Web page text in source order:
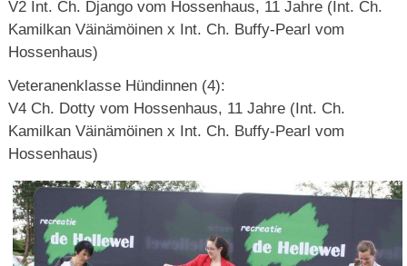
V2 Int. Ch. Django vom Hossenhaus, 11 Jahre (Int. Ch.
Kamilkan Väinämöinen x Int. Ch. Buffy-Pearl vom
Hossenhaus)
Veteranenklasse Hündinnen (4):
V4 Ch. Dotty vom Hossenhaus, 11 Jahre (Int. Ch.
Kamilkan Väinämöinen x Int. Ch. Buffy-Pearl vom
Hossenhaus)